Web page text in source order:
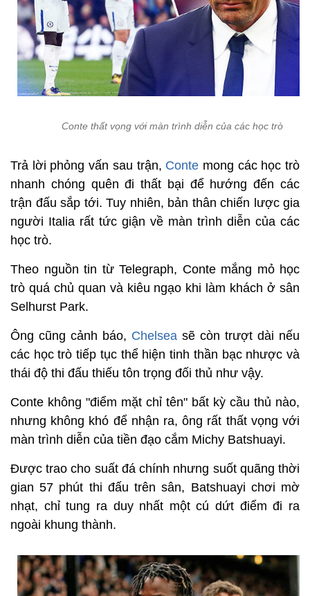
Conte thất vọng với màn trình diễn của các học trò
Trả lời phỏng vấn sau trận, Conte mong các học trò
nhanh chóng quên đi thất bại để hướng đến các
trận đấu sắp tới. Tuy nhiên, bản thân chiến lược gia
người Italia rất tức giận về màn trình diễn của các
học trò.
Theo nguồn tin từ Telegraph, Conte mắng mỏ học
trò quá chủ quan và kiêu ngạo khi làm khách ở sân
Selhurst Park.
Ông cũng cảnh báo, Chelsea sẽ còn trượt dài nếu
các học trò tiếp tục thể hiện tinh thần bạc nhược và
thái độ thi đấu thiếu tôn trọng đối thủ như vậy.
Conte không "điểm mặt chỉ tên" bất kỳ cầu thủ nào,
nhưng không khó để nhận ra, ông rất thất vọng với
màn trình diễn của tiền đạo cắm Michy Batshuayi.
Được trao cho suất đá chính nhưng suốt quãng thời
gian 57 phút thi đấu trên sân, Batshuayi chơi mờ
nhạt, chỉ tung ra duy nhất một cú dứt điểm đi ra
ngoài khung thành.